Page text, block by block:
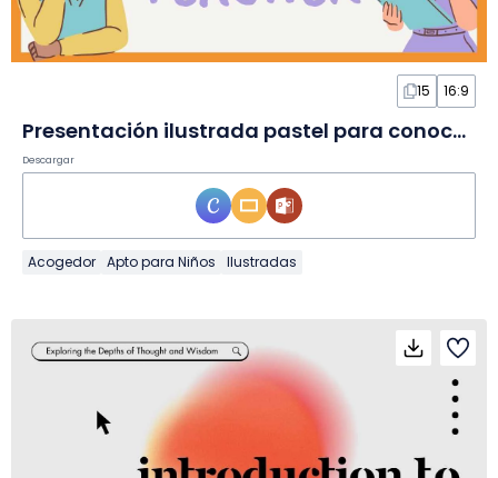
15 16:9
Presentación ilustrada pastel para conocer al docente en Diapositivas
Descargar
Acogedor Apto para Niños Ilustradas